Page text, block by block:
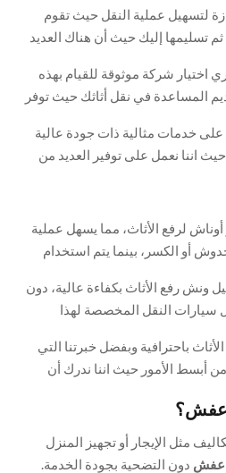
لتسهيل عملية النقل حيث تقوم
ثم تسليمها إليك حيث أن هناك العديد
اختيار شركة موثوقة للقيام بهذه
المساعدة في نقل أثاثك حيث توفر
على خدمات مثالية ذات جودة عالية
اننا نعمل على توفير العديد من
لرفع الأثاث، مما يسهل عملية
أو الكسر، بينما يتم استخدام
رفع الأثاث بكفاءة عالية، دون
سيارات النقل المخصصة لهذا
باحترافية وبفضل خبرتنا التي
من أبسط الأمور حيث اننا ندرك أن
عفش؟
مثل الإيجار أو تجهيز المنزل
عفش دون التضحية بجودة الخدمة.